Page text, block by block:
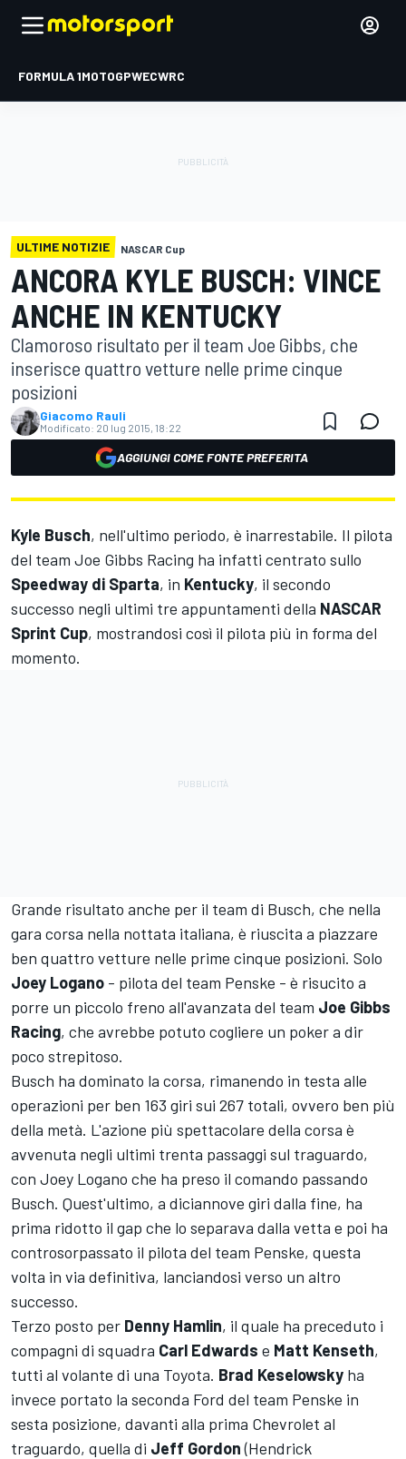
FORMULA 1MOTOGPWECWRC
ULTIME NOTIZIE NASCAR Cup
ANCORA KYLE BUSCH: VINCE
ANCHE IN KENTUCKY
Clamoroso risultato per il team Joe Gibbs, che
inserisce quattro vetture nelle prime cinque
posizioni
Giacomo Rauli
Modificato: 20 lug 2015, 18:22
AGGIUNGI COME FONTE PREFERITA
Kyle Busch, nell'ultimo periodo, è inarrestabile. Il pilota
del team Joe Gibbs Racing ha infatti centrato sullo
Speedway di Sparta, in Kentucky, il secondo
successo negli ultimi tre appuntamenti della NASCAR
Sprint Cup, mostrandosi così il pilota più in forma del
momento.
Grande risultato anche per il team di Busch, che nella
gara corsa nella nottata italiana, è riuscita a piazzare
ben quattro vetture nelle prime cinque posizioni. Solo
Joey Logano - pilota del team Penske - è risucito a
porre un piccolo freno all'avanzata del team Joe Gibbs
Racing, che avrebbe potuto cogliere un poker a dir
poco strepitoso.
Busch ha dominato la corsa, rimanendo in testa alle
operazioni per ben 163 giri sui 267 totali, ovvero ben più
della metà. L'azione più spettacolare della corsa è
avvenuta negli ultimi trenta passaggi sul traguardo,
con Joey Logano che ha preso il comando passando
Busch. Quest'ultimo, a diciannove giri dalla fine, ha
prima ridotto il gap che lo separava dalla vetta e poi ha
controsorpassato il pilota del team Penske, questa
volta in via definitiva, lanciandosi verso un altro
successo.
Terzo posto per Denny Hamlin, il quale ha preceduto i
compagni di squadra Carl Edwards e Matt Kenseth,
tutti al volante di una Toyota. Brad Keselowsky ha
invece portato la seconda Ford del team Penske in
sesta posizione, davanti alla prima Chevrolet al
traguardo, quella di Jeff Gordon(Hendrick